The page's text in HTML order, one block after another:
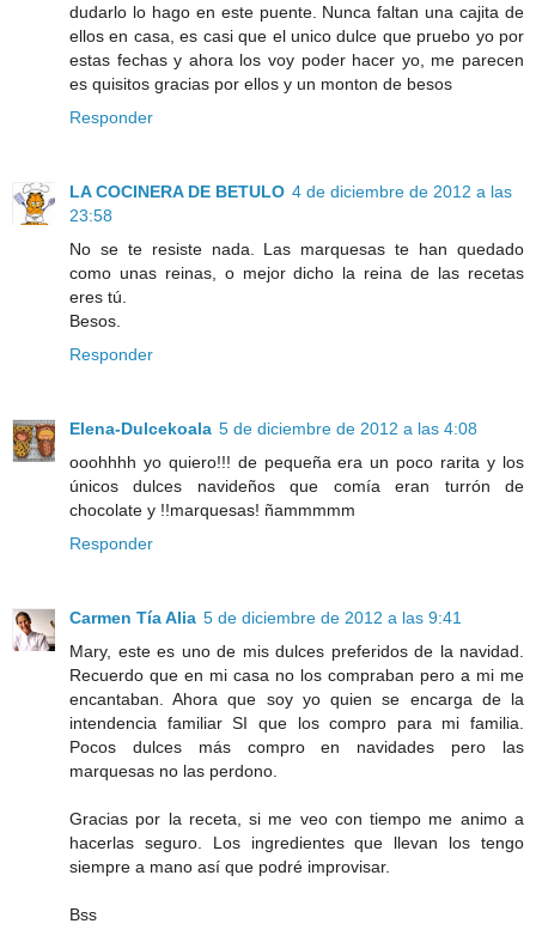
dudarlo lo hago en este puente. Nunca faltan una cajita de
ellos en casa, es casi que el unico dulce que pruebo yo por
estas fechas y ahora los voy poder hacer yo, me parecen
es quisitos gracias por ellos y un monton de besos
Responder
LA COCINERA DE BETULO 4 de diciembre de 2012 a las
23:58
No se te resiste nada. Las marquesas te han quedado
como unas reinas, o mejor dicho la reina de las recetas
eres tú.
Besos.
Responder
Elena-Dulcekoala 5 de diciembre de 2012 a las 4:08
ooohhhh yo quiero!!! de pequeña era un poco rarita y los
únicos dulces navideños que comía eran turrón de
chocolate y !!marquesas! ñammmmm
Responder
Carmen Tía Alia 5 de diciembre de 2012 a las 9:41
Mary, este es uno de mis dulces preferidos de la navidad.
Recuerdo que en mi casa no los compraban pero a mi me
encantaban. Ahora que soy yo quien se encarga de la
intendencia familiar SI que los compro para mi familia.
Pocos dulces más compro en navidades pero las
marquesas no las perdono.
Gracias por la receta, si me veo con tiempo me animo a
hacerlas seguro. Los ingredientes que llevan los tengo
siempre a mano así que podré improvisar.
Bss